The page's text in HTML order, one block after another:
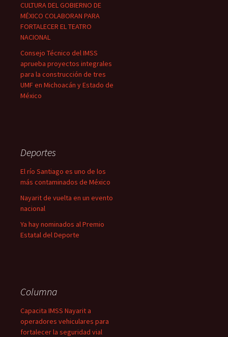
CULTURA DEL GOBIERNO DE
MÉXICO COLABORAN PARA
FORTALECER EL TEATRO
NACIONAL
Consejo Técnico del IMSS
aprueba proyectos integrales
para la construcción de tres
UMF en Michoacán y Estado de
México
Deportes
El río Santiago es uno de los
más contaminados de México
Nayarit de vuelta en un evento
nacional
Ya hay nominados al Premio
Estatal del Deporte
Columna
Capacita IMSS Nayarit a
operadores vehiculares para
fortalecer la seguridad vial